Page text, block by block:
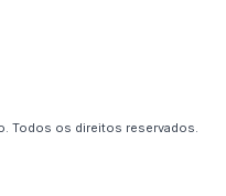
Todos os direitos reservados.